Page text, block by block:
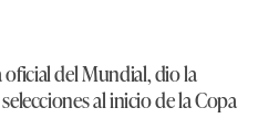
oficial del Mundial, dio la
al inicio de la Copa